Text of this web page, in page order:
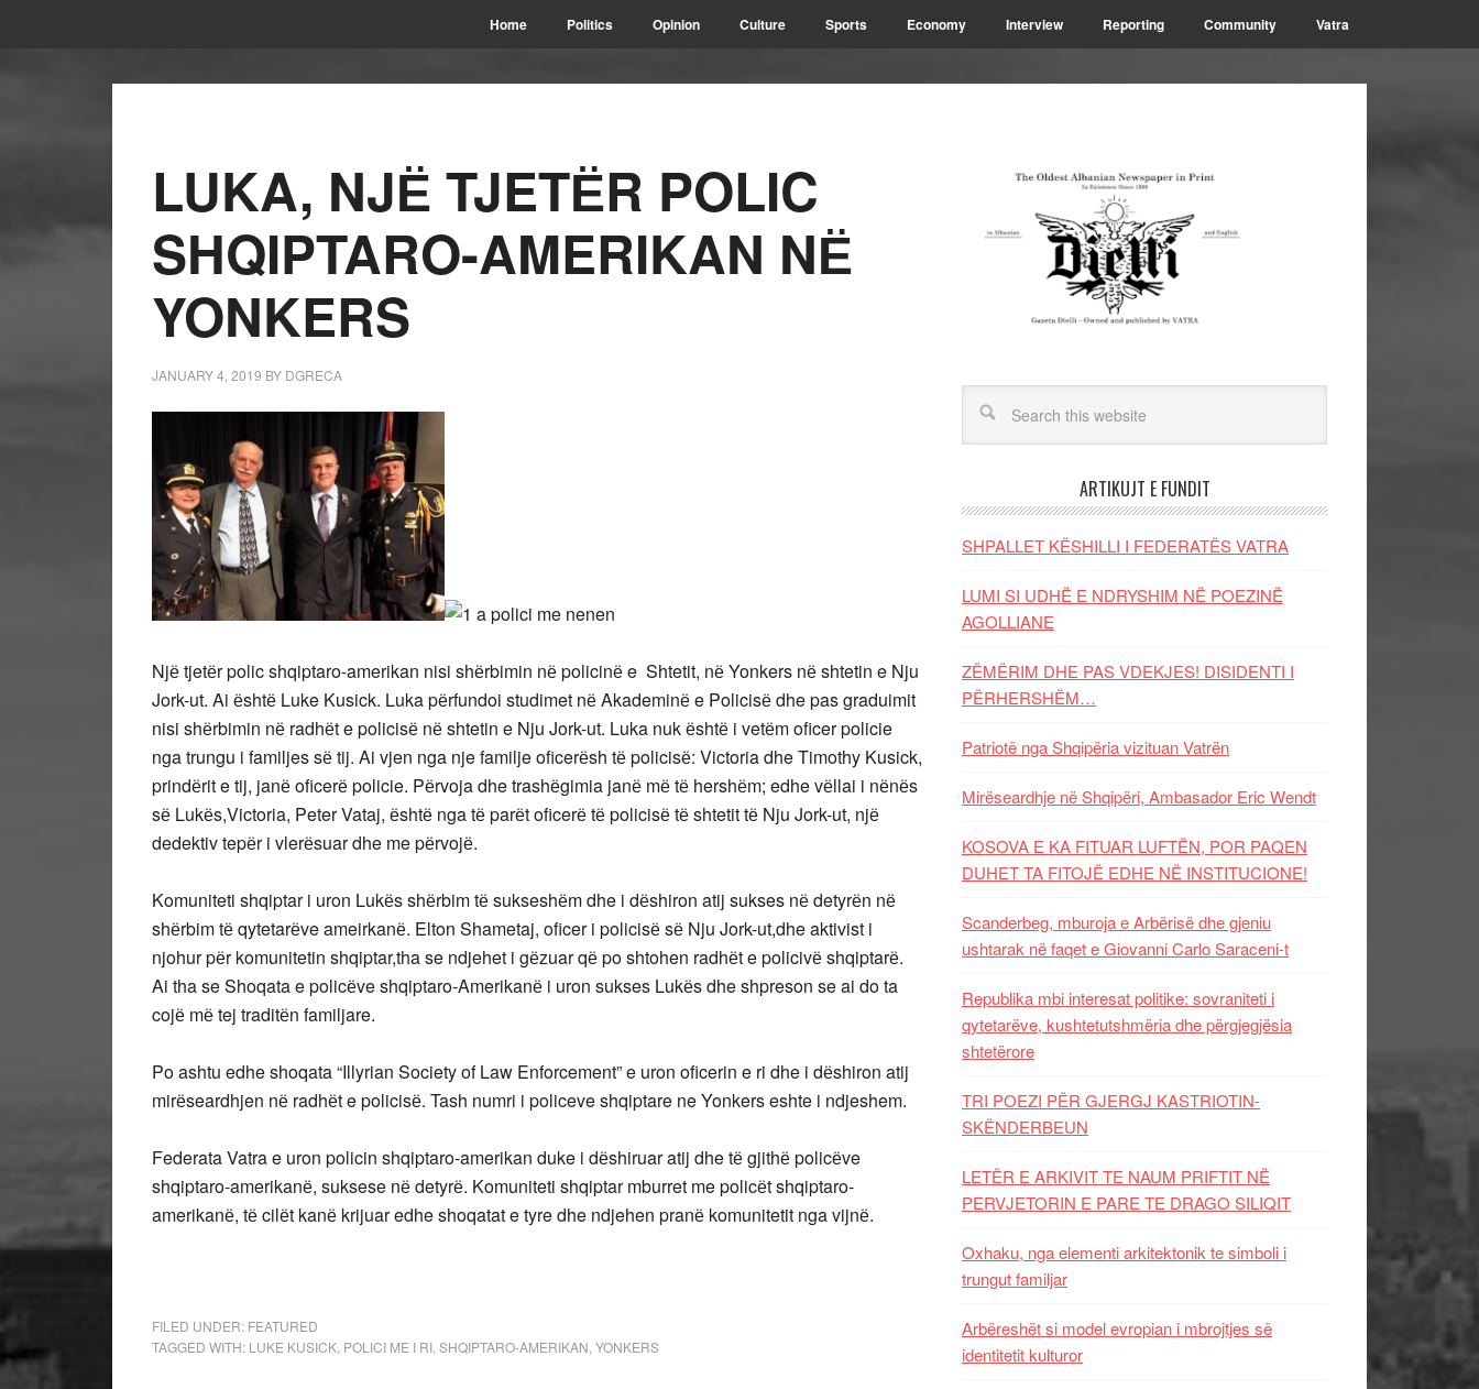
Home Politics Opinion Culture Sports Economy Interview Reporting Community Vatra
LUKA, NJЁ TJETЁR POLIC
SHQIPTARO-AMERIKAN NЁ
YONKERS
JANUARY 4, 2019 BY DGRECA
Njё tjetёr polic shqiptaro-amerikan nisi shёrbimin nё policinё e Shtetit, nё Yonkers nё shtetin e Nju
Jork-ut. Ai ёshtё Luke Kusick. Luka pёrfundoi studimet nё Akademinё e Policisё dhe pas graduimit
nisi shёrbimin nё radhёt e policisё nё shtetin e Nju Jork-ut. Luka nuk ёshtё i vetёm oficer policie
nga trungu i familjes sё tij. Ai vjen nga nje familje oficerёsh tё policisё: Victoria dhe Timothy Kusick,
prindёrit e tij, janё oficerё policie. Pёrvoja dhe trashёgimia janё mё tё hershёm; edhe vёllai i nёnёs
sё Lukёs,Victoria, Peter Vataj, ёshtё nga tё parёt oficerё tё policisё tё shtetit tё Nju Jork-ut, njё
dedektiv tepёr i vlerёsuar dhe me pёrvojё.
Komuniteti shqiptar i uron Lukёs shёrbim tё sukseshёm dhe i dёshiron atij sukses nё detyrёn nё
shёrbim tё qytetarёve ameirkanё. Elton Shametaj, oficer i policisё sё Nju Jork-ut,dhe aktivist i
njohur pёr komunitetin shqiptar,tha se ndjehet i gёzuar qё po shtohen radhёt e policivё shqiptarё.
Ai tha se Shoqata e policёve shqiptaro-Amerikanё i uron sukses Lukёs dhe shpreson se ai do ta
cojё mё tej traditёn familjare.
Po ashtu edhe shoqata “Illyrian Society of Law Enforcement” e uron oficerin e ri dhe i dёshiron atij
mirёseardhjen nё radhёt e policisё. Tash numri i policeve shqiptare ne Yonkers eshte i ndjeshem.
Federata Vatra e uron policin shqiptaro-amerikan duke i dёshiruar atij dhe tё gjithё policёve
shqiptaro-amerikanё, suksese nё detyrё. Komuniteti shqiptar mburret me policёt shqiptaro-
amerikanё, tё cilёt kanё krijuar edhe shoqatat e tyre dhe ndjehen pranё komunitetit nga vijnё.
FILED UNDER: FEATURED
TAGGED WITH: LUKE KUSICK POLICI ME I RI SHQIPTARO-AMERIKAN YONKERS
ARTIKUJT E FUNDIT
SHPALLET KËSHILLI I FEDERATËS VATRA
LUMI SI UDHË E NDRYSHIM NË POEZINË
AGOLLIANE
ZËMËRIM DHE PAS VDEKJES! DISIDENTI I
PËRHERSHËM…
Patriotë nga Shqipëria vizituan Vatrën
Mirëseardhje në Shqipëri, Ambasador Eric Wendt
KOSOVA E KA FITUAR LUFTËN, POR PAQEN
DUHET TA FITOJË EDHE NË INSTITUCIONE!
Scanderbeg, mburoja e Arbërisë dhe gjeniu
ushtarak në faqet e Giovanni Carlo Saraceni-t
Republika mbi interesat politike: sovraniteti i
qytetarëve, kushtetutshmëria dhe përgjegjësia
shtetërore
TRI POEZI PËR GJERGJ KASTRIOTIN-
SKËNDERBEUN
LETËR E ARKIVIT TE NAUM PRIFTIT NË
PERVJETORIN E PARE TE DRAGO SILIQIT
Oxhaku, nga elementi arkitektonik te simboli i
trungut familjar
Arbëreshët si model evropian i mbrojtjes së
identitetit kulturor